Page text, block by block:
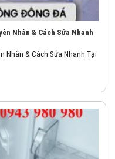
Nhân & Cách Sửa Nhanh
Nhân & Cách Sửa Nhanh Tại